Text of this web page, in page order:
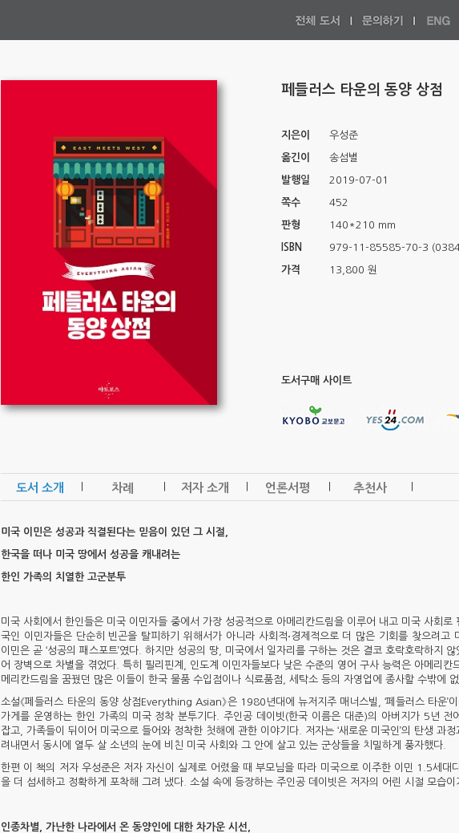
페들러스 타운의 동양 상점
지은이 우성준
옮긴이 송섬별
발행일 2019-07-01
쪽수 452
판형 140*210 mm
ISBN 979-11-85585-70-3
가격 13,800 원
도서구매 사이트
도서 소개 차례 저자 소개 언론서평 추천사
미국 이민은 성공과 직결된다는 믿음이 있던 그 시절,
한국을 떠나 미국 땅에서 성공을 캐내려는
한인 가족의 치열한 고군분투
미국 사회에서 한인들은 미국 이민자들 중에서 가장 성공적으로 아메리칸드림을 이루어 내고 미국 사회로
국인 이민자들은 단순히 빈곤을 탈피하기 위해서가 아니라 사회적⋅경제적으로 더 많은 기회를 찾으려고
이민은 곧 ‘성공의 패스포트’였다. 하지만 성공의 땅, 미국에서 일자리를 구하는 것은 결코 호락호락하지
어 장벽으로 차별을 겪었다. 특히 필리핀계, 인도계 이민자들보다 낮은 수준의 영어 구사 능력은 아메리칸
메리칸드림을 꿈꿨던 많은 이들이 한국 물품 수입점이나 식료품점, 세탁소 등의 자영업에 종사할 수밖에
소설《페들러스 타운의 동양 상점Everything Asian》은 1980년대에 뉴저지주 매너스빌, ‘페들러스 타운’
가게를 운영하는 한인 가족의 미국 정착 분투기다. 주인공 데이빗(한국 이름은 대준)의 아버지가 5년 전
잡고, 가족들이 뒤이어 미국으로 들어와 정착한 첫해에 관한 이야기다. 저자는 ‘새로운 미국인’의 탄생 과
려내면서 동시에 열두 살 소년의 눈에 비친 미국 사회와 그 안에 살고 있는 군상들을 치밀하게 풍자했다.
한편 이 책의 저자 우성준은 저자 자신이 실제로 어렸을 때 부모님을 따라 미국으로 이주한 이민 1.5세대
을 더 섬세하고 정확하게 포착해 그려 냈다. 소설 속에 등장하는 주인공 데이빗은 저자의 어린 시절 모습이
인종차별, 가난한 나라에서 온 동양인에 대한 차가운 시선,